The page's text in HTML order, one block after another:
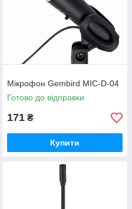
Мікрофон Gembird MIC-D-04
Готово до відправки
171 ₴
Купити